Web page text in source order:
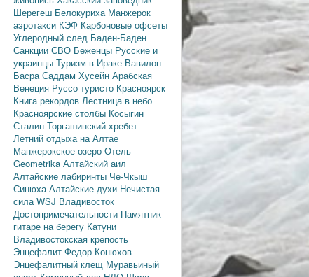
Шерегеш Белокуриха Манжерок
аэротакси КЭФ Карбоновые офсеты
Углеродный след Баден-Баден
Санкции СВО Беженцы Русские и
украинцы Туризм в Ираке Вавилон
БасраСаддам Хусейн Арабская
Венеция Руссо туристо Красноярск
Книга рекордов Лестница в небо
Красноярские столбы Косыгин
Сталин Торгашинский хребет
Летний отдыха на Алтае
Манжерокское озеро Отель
Geometrika Алтайский аил
Алтайские лабиринты Че-Чкыш
СинюхаАлтайские духи Нечистая
силаWSJ Владивосток
Достопримечательности Памятник
гитаре на берегу Катуни
Владивостокская крепость
Энцефалит Федор Конюхов
Энцефалитный клещ Муравьиный